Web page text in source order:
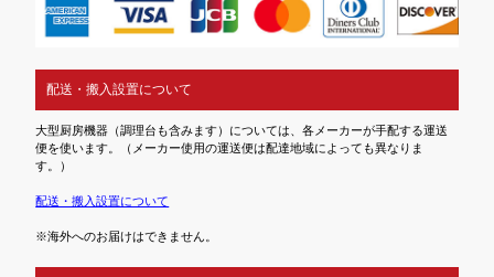
配送・搬入設置について
大型厨房機器（調理台も含みます）については、各メーカーが手配する運送
便を使います。（メーカー使用の運送便は配達地域によっても異なりま
す。）
配送・搬入設置について
※海外へのお届けはできません。